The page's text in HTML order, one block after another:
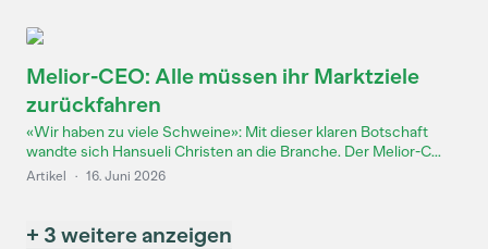
Melior-CEO: Alle müssen ihr Marktziele
zurückfahren
«Wir haben zu viele Schweine»: Mit dieser klaren Botschaft
wandte sich Hansueli Christen an die Branche. Der Melior-C...
Artikel · 16. Juni 2026
+ 3 weitere anzeigen